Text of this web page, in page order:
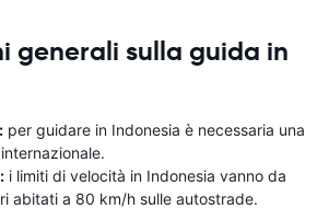
generali sulla guida in
per guidare in Indonesia è necessaria una
i limiti di velocità in Indonesia vanno da
abitati a 80 km/h sulle autostrade.